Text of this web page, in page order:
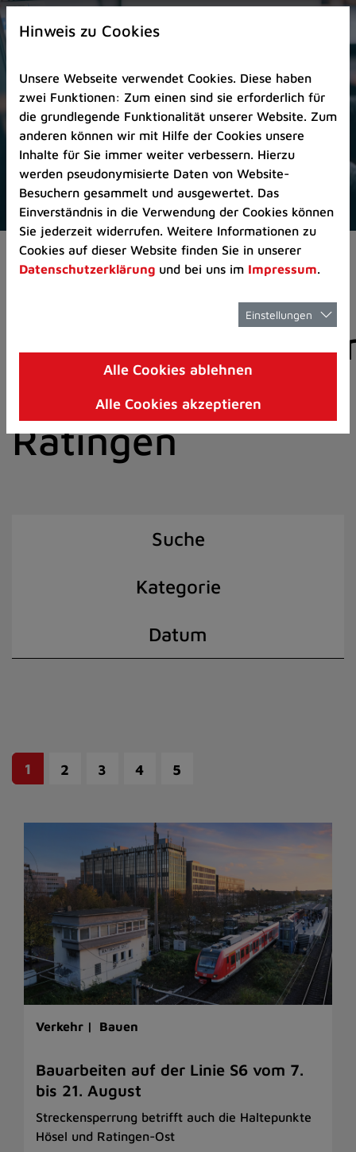
Zur
Startseite
Zum
Seitenanfang
springen
(Schnelltaste
A)
Zur
Navigation/Menü
springen
(Schnelltaste
M)
Zur
8)
I)
Pressemeldungen
der Stadt
Ratingen
Suche
Kategorie
Datum
1 2 3 4 5
Verkehr | Bauen
Bauarbeiten auf der Linie S6 vom 7.
bis 21. August
Streckensperrung betrifft auch die Haltepunkte
Hösel und Ratingen-Ost
Hinweis zu Cookies
Unsere Webseite verwendet Cookies. Diese haben
zwei Funktionen: Zum einen sind sie erforderlich für
die grundlegende Funktionalität unserer Website. Zum
anderen können wir mit Hilfe der Cookies unsere
Inhalte für Sie immer weiter verbessern. Hierzu
werden pseudonymisierte Daten von Website-
Besuchern gesammelt und ausgewertet. Das
Einverständnis in die Verwendung der Cookies können
Sie jederzeit widerrufen. Weitere Informationen zu
Cookies auf dieser Website finden Sie in unserer
Datenschutzerklärung und bei uns im Impressum.
Einstellungen
Alle Cookies ablehnen
Alle Cookies akzeptieren